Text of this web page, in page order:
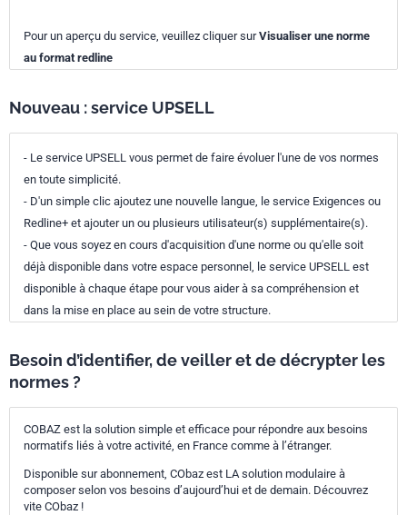
Pour un aperçu du service, veuillez cliquer surVisualiser une norme
au format redline
Nouveau : service UPSELL
- Le service UPSELL vous permet de faire évoluer l'une de vos normes
en toute simplicité.
- D'un simple clic ajoutez une nouvelle langue, le service Exigences ou
Redline+ et ajouter un ou plusieurs utilisateur(s) supplémentaire(s).
- Que vous soyez en cours d'acquisition d'une norme ou qu'elle soit
déjà disponible dans votre espace personnel, le service UPSELL est
disponible à chaque étape pour vous aider à sa compréhension et
dans la mise en place au sein de votre structure.
Besoin d’identifier, de veiller et de décrypter les
normes ?
COBAZ est la solution simple et efficace pour répondre aux besoins
normatifs liés à votre activité, en France comme à l’étranger.
Disponible sur abonnement, CObaz est LA solution modulaire à
composer selon vos besoins d’aujourd’hui et de demain. Découvrez
vite CObaz !